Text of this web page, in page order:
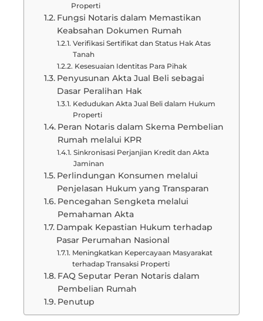
Properti
Fungsi Notaris dalam Memastikan
Keabsahan Dokumen Rumah
Verifikasi Sertifikat dan Status Hak Atas
Tanah
Kesesuaian Identitas Para Pihak
Penyusunan Akta Jual Beli sebagai
Dasar Peralihan Hak
Kedudukan Akta Jual Beli dalam Hukum
Properti
Peran Notaris dalam Skema Pembelian
Rumah melalui KPR
Sinkronisasi Perjanjian Kredit dan Akta
Jaminan
Perlindungan Konsumen melalui
Penjelasan Hukum yang Transparan
Pencegahan Sengketa melalui
Pemahaman Akta
Dampak Kepastian Hukum terhadap
Pasar Perumahan Nasional
Meningkatkan Kepercayaan Masyarakat
terhadap Transaksi Properti
FAQ Seputar Peran Notaris dalam
Pembelian Rumah
Penutup